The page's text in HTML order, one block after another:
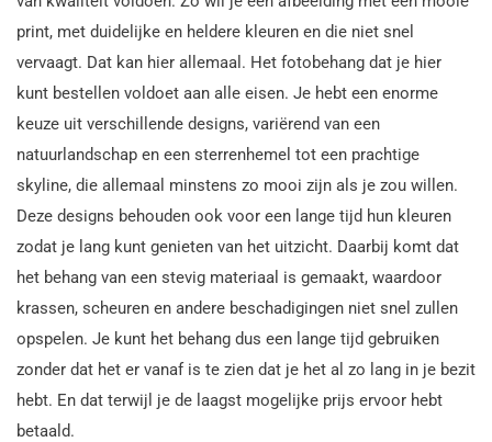
print, met duidelijke en heldere kleuren en die niet snel
vervaagt. Dat kan hier allemaal. Het fotobehang dat je hier
kunt bestellen voldoet aan alle eisen. Je hebt een enorme
keuze uit verschillende designs, variërend van een
natuurlandschap en een sterrenhemel tot een prachtige
skyline, die allemaal minstens zo mooi zijn als je zou willen.
Deze designs behouden ook voor een lange tijd hun kleuren
zodat je lang kunt genieten van het uitzicht. Daarbij komt dat
het behang van een stevig materiaal is gemaakt, waardoor
krassen, scheuren en andere beschadigingen niet snel zullen
opspelen. Je kunt het behang dus een lange tijd gebruiken
zonder dat het er vanaf is te zien dat je het al zo lang in je bezit
hebt. En dat terwijl je de laagst mogelijke prijs ervoor hebt
betaald.